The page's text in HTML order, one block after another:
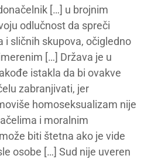
[…] u brojnim
odlučnost da spreči
i sličnih skupova, očigledno
[…] Država je u
istakla da bi ovakve
zabranjivati, jer
homoseksualizam nije
i moralnim
biti štetna ako je vide
osobe […] Sud nije uveren